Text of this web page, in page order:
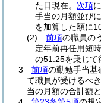
た日現在。 次項
手当の月額並び
を加算した額に
(2)
前項の職員の
定年前再任用短
の51.25を乗じて
3
前項の勤勉手当基
て職員が受けるべ
当の月額の合計額と